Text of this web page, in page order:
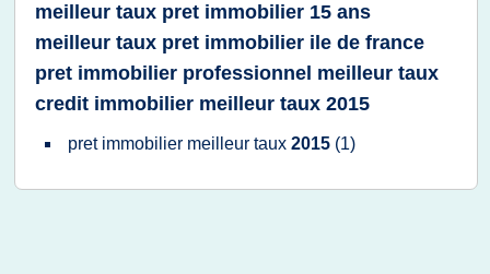
meilleur taux pret immobilier 15 ans
meilleur taux pret immobilier ile de france
pret immobilier professionnel meilleur taux
credit immobilier meilleur taux 2015
pret immobilier meilleur taux 2015 (1)